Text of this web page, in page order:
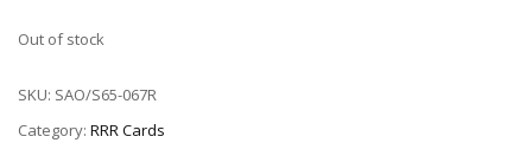
Out of stock
SKU: SAO/S65-067R
Category: RRR Cards